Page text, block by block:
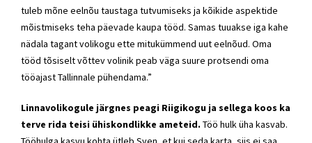
tuleb mõne eelnõu taustaga tutvumiseks ja kõikide aspektide
mõistmiseks teha päevade kaupa tööd. Samas tuuakse iga kahe
nädala tagant volikogu ette mitukümmend uut eelnõud. Oma
tööd tõsiselt võttev volinik peab väga suure protsendi oma
tööajast Tallinnale pühendama.”
Linnavolikogule järgnes peagi Riigikogu ja sellega koos ka
terve rida teisi ühiskondlikke ameteid. Töö hulk üha kasvab.